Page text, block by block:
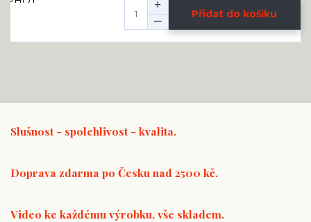
Přidat do košíku
Slušnost - spolehlivost - kvalita.
Doprava zdarma po Česku nad 2500 kč.
Video ke každému výrobku, vše skladem.